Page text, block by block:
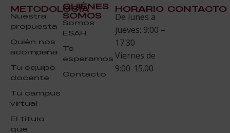
METODOLOGÍA
Nuestra
propuesta
Quién nos
acompaña
Tu equipo
docente
Tu campus
virtual
El título
que
QUIÉNES
SOMOS
Somos
ESAH
Te
esperamos
Contacto
HORARIO
De lunes a
jueves: 9:00 –
17.30
Viernes de
9:00-15.00
CONTACTO